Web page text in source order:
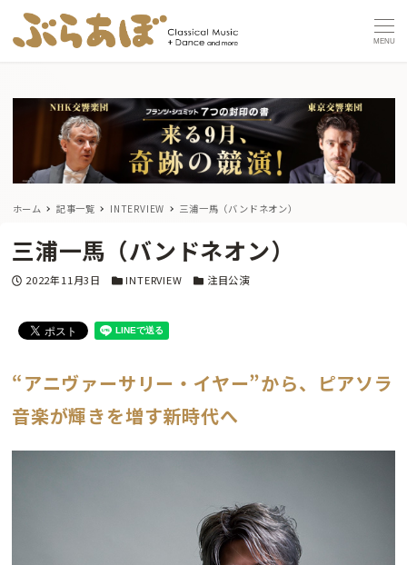
MENU
ホーム 記事一覧 INTERVIEW 三浦一馬（バンドネオン）
三浦一馬（バンドネオン）
投稿日
2022年11月3日 カテゴリー
INTERVIEW カテゴリー
注目公演
“アニヴァーサリー・イヤー”から、ピアソラ
音楽が輝きを増す新時代へ